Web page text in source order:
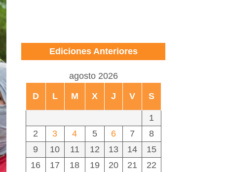
Ediciones Anteriores
agosto 2026
D L M X J V S
1
2
3 4 5 6 7
8
9
10 11 12 13 14
15
16
17 18 19 20 21
22